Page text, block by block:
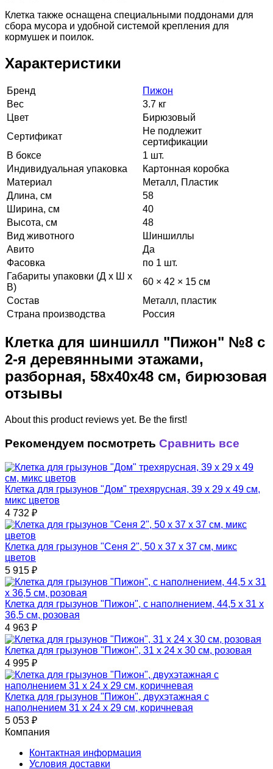
Клетка также оснащена специальными поддонами для
сбора мусора и удобной системой крепления для
кормушек и поилок.
Характеристики
Бренд
Пижон
Вес
3.7 кг
Цвет
Бирюзовый
Сертификат
Не подлежит
сертификации
В боксе
1 шт.
Индивидуальная упаковка
Картонная коробка
Материал
Металл, Пластик
Длина, см
58
Ширина, см
40
Высота, см
48
Вид животного
Шиншиллы
Авито
Да
Фасовка
по 1 шт.
Габариты упаковки (Д х Ш х
В)
60 × 42 × 15 см
Состав
Металл, пластик
Страна производства
Россия
Клетка для шиншилл "Пижон" №8 с
2-я деревянными этажами,
разборная, 58х40х48 см, бирюзовая
отзывы
About this product reviews yet. Be the first!
Рекомендуем посмотреть Сравнить все
Клетка для грызунов "Дом" трехярусная, 39 x 29 х 49 см,
микс цветов
4 732 ₽
Клетка для грызунов "Сеня 2", 50 x 37 x 37 см, микс
цветов
5 915 ₽
Клетка для грызунов "Пижон", с наполнением, 44,5 х 31 х
36,5 см, розовая
4 963 ₽
Клетка для грызунов "Пижон", 31 х 24 х 30 см, розовая
4 995 ₽
Клетка для грызунов "Пижон", двухэтажная с
наполнением 31 х 24 х 29 см, коричневая
5 053 ₽
Компания
Контактная информация
Условия доставки